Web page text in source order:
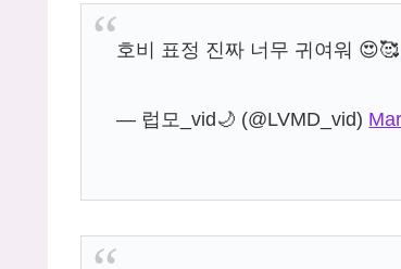
호비 표정 진짜 너무 귀여워 😍🥰
— 럽모_vid🌙 (@LVMD_vid)